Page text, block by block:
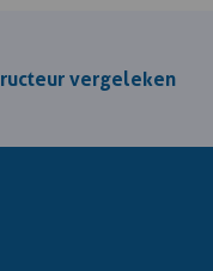
vergeleken